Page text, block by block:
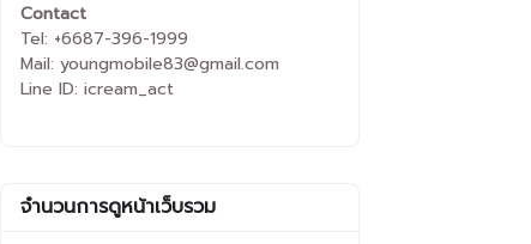
Contact
Tel: +6687-396-1999
Mail: youngmobile83@gmail.com
Line ID: icream_act
จำนวนการดูหน้าเว็บรวม